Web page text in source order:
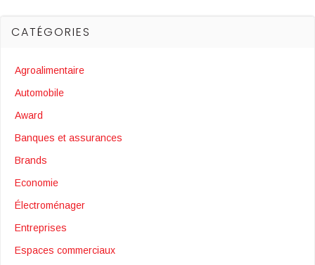
CATÉGORIES
Agroalimentaire
Automobile
Award
Banques et assurances
Brands
Economie
Électroménager
Entreprises
Espaces commerciaux